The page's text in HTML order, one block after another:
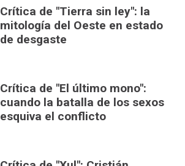
Crítica de "Tierra sin ley": la
mitología del Oeste en estado
de desgaste
Crítica de "El último mono":
cuando la batalla de los sexos
esquiva el conflicto